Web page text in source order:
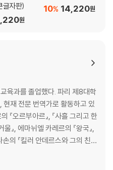
글자판)
원
14,220원
10%
육과를 졸업했다. 파리 제8대학
재 전문 번역가로 활동하고 있
『오르부아르』, 『사흘 그리고 한
울』, 에마뉘엘 카레르의 『왕국』,
손의 『킬러 안데르스와 그의 친구
, 『창문 넘어 도망친 100세 노
), 『카산드라의 거울』, 조르주 심